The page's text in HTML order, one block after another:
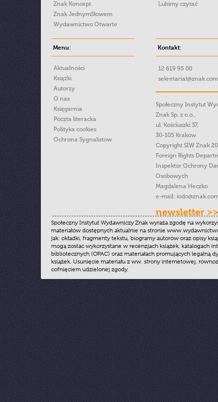
Znak Koncept
Znak JednymSłowem
Wydawnictwo Otwarte
Lubimy czytać
Menu:
Aktualności
Książki
Autorzy
O nas
Księgarnia
Poczta literacka
Polityka cookies
Ochrona Sygnalistow
Kontakt:
12 619 95 00
Społeczny Instytut
Znak Sp. z o.o.,
ul. Kościuszki 37,
30-105 Kraków
Copyright SIW Znak
Foreign Rights
Inspektor Ochrony
Osobowych
Magdalena Heczko
e-mail:
newsletter >>
Społeczny Instytut Wydawniczy Znak wyraża zgodę na
materiałów dostępnych aktualnie na stronie
jak: okładki, fragmenty tekstu, biogramy autorów oraz opisy
mogą zostać wykorzystane w recenzjach książek, katalogach
bibliotecznych (OPAC) oraz materiałach promujących legalną
książek. Usunięcie materiału z ww. strony internetowej,
cofnięciem udzielonej zgody.